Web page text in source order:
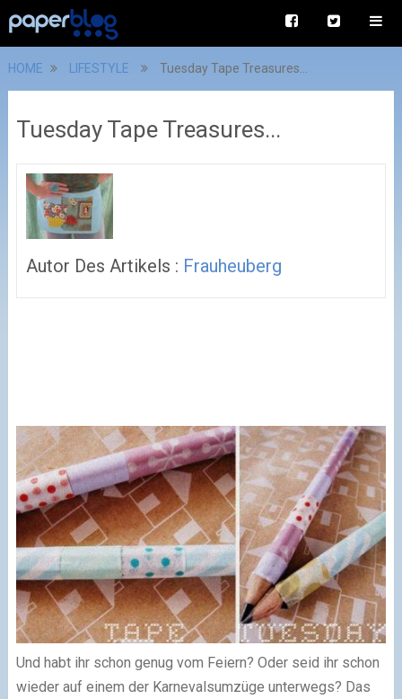
HOME LIFESTYLE Tuesday Tape Treasures...
Tuesday Tape Treasures...
Autor Des Artikels : Frauheuberg
Und habt ihr schon genug vom Feiern? Oder seid ihr schon
wieder auf einem der Karnevalsumzüge unterwegs? Das